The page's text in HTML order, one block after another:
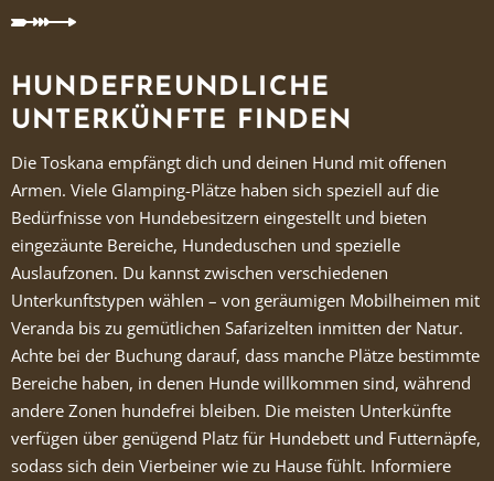
HUNDEFREUNDLICHE
UNTERKÜNFTE FINDEN
Die Toskana empfängt dich und deinen Hund mit offenen
Armen. Viele Glamping-Plätze haben sich speziell auf die
Bedürfnisse von Hundebesitzern eingestellt und bieten
eingezäunte Bereiche, Hundeduschen und spezielle
Auslaufzonen. Du kannst zwischen verschiedenen
Unterkunftstypen wählen – von geräumigen Mobilheimen mit
Veranda bis zu gemütlichen Safarizelten inmitten der Natur.
Achte bei der Buchung darauf, dass manche Plätze bestimmte
Bereiche haben, in denen Hunde willkommen sind, während
andere Zonen hundefrei bleiben. Die meisten Unterkünfte
verfügen über genügend Platz für Hundebett und Futternäpfe,
sodass sich dein Vierbeiner wie zu Hause fühlt. Informiere